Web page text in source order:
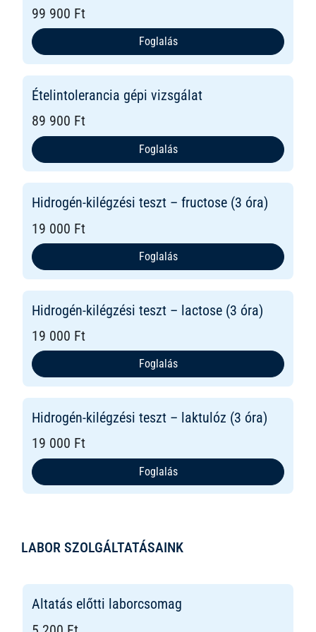
99 900 Ft
Foglalás
Ételintolerancia gépi vizsgálat
89 900 Ft
Foglalás
Hidrogén-kilégzési teszt – fructose (3 óra)
19 000 Ft
Foglalás
Hidrogén-kilégzési teszt – lactose (3 óra)
19 000 Ft
Foglalás
Hidrogén-kilégzési teszt – laktulóz (3 óra)
19 000 Ft
Foglalás
LABOR SZOLGÁLTATÁSAINK
Altatás előtti laborcsomag